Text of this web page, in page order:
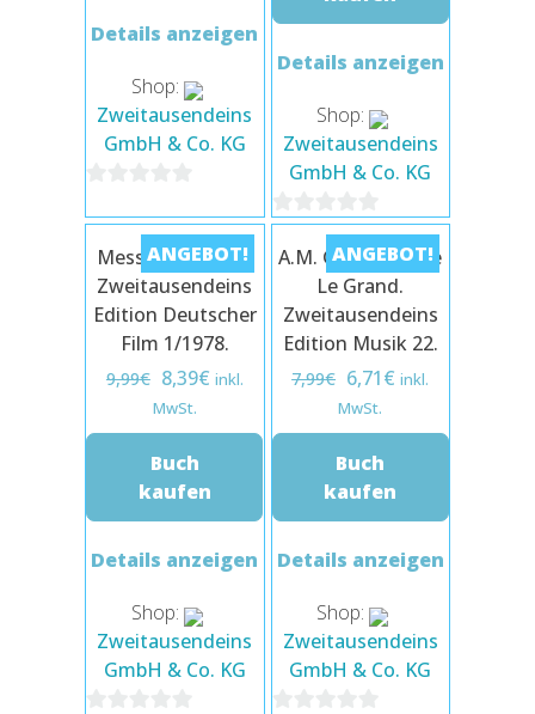
Details anzeigen
Shop:
Zweitausendeins
GmbH & Co. KG
von
Details anzeigen
Shop:
Zweitausendeins
GmbH & Co. KG
0
von
ANGEBOT!
Messer im Kopf –
Zweitausendeins
Edition Deutscher
Film 1/1978.
9,99€ Ursprünglicher
Preis
war:
9,99€
8,39€Aktueller
ist:
inkl.
MwSt.
Buch
kaufen
Details anzeigen
Shop:
Zweitausendeins
GmbH & Co. KG
ANGEBOT!
A.M. Grétry: Pierre
Le Grand.
Zweitausendeins
Edition Musik 22.
7,99€ Ursprünglicher
Preis
war:
7,99€
6,71€ Aktueller
ist:
inkl.
MwSt.
Buch
kaufen
Details anzeigen
Shop:
Zweitausendeins
GmbH & Co. KG